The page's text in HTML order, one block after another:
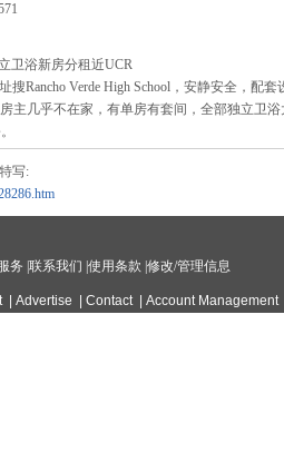
卫浴新房分租近UCR
搜Rancho Verde High School，安静安全，配
主几乎不在家，有单房有套间，全部独立卫
写:
务 |联系我们 |使用条款 |修改/管理信息
|Advertise |Contact |Account Management